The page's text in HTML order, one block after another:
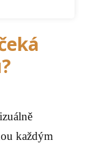
každým